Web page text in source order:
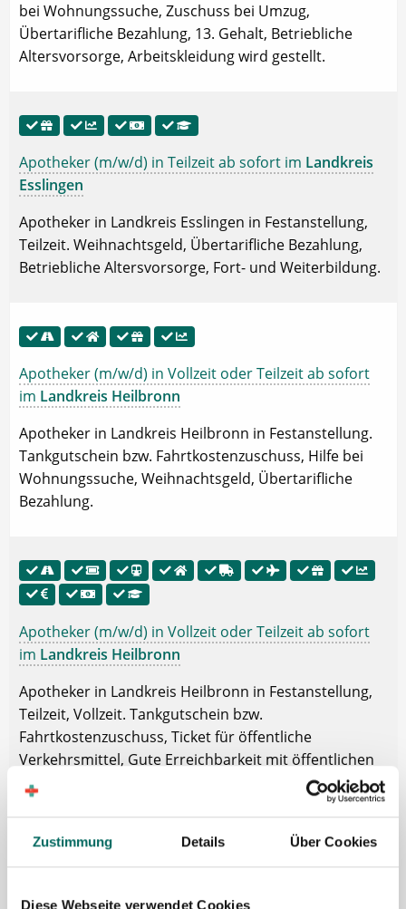
Zustimmung Details Über Cookies
Diese Webseite verwendet Cookies
bei Wohnungssuche, Zuschuss bei Umzug,
Übertarifliche Bezahlung, 13. Gehalt, Betriebliche
Altersvorsorge, Arbeitskleidung wird gestellt.
Apotheker (m/w/d) in Teilzeit ab sofort im Landkreis
Esslingen
Apotheker in Landkreis Esslingen in Festanstellung,
Teilzeit. Weihnachtsgeld, Übertarifliche Bezahlung,
Betriebliche Altersvorsorge, Fort- und Weiterbildung.
Apotheker (m/w/d) in Vollzeit oder Teilzeit ab sofort
im Landkreis Heilbronn
Apotheker in Landkreis Heilbronn in Festanstellung.
Tankgutschein bzw. Fahrtkostenzuschuss, Hilfe bei
Wohnungssuche, Weihnachtsgeld, Übertarifliche
Bezahlung.
Apotheker (m/w/d) in Vollzeit oder Teilzeit ab sofort
im Landkreis Heilbronn
Apotheker in Landkreis Heilbronn in Festanstellung,
Teilzeit, Vollzeit. Tankgutschein bzw.
Fahrtkostenzuschuss, Ticket für öffentliche
Verkehrsmittel, Gute Erreichbarkeit mit öffentlichen
Verkehrsmitteln, Hilfe bei Wohnungssuche, Zuschuss
bei Umzug, Urlaubsgeld, Weihnachtsgeld,
Altersvorsorge, Fort- und Weiterbildung.
🌟 PREMIUM-STELLENANGEBOT 🌟